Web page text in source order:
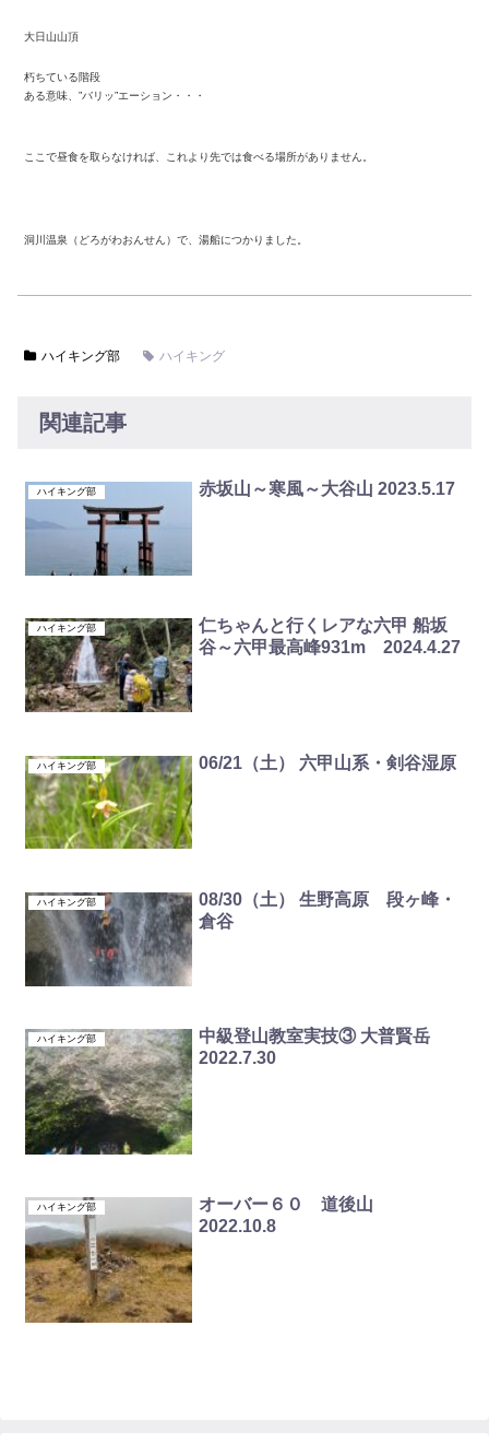
大日山山頂
朽ちている階段
ある意味、”バリッ”エーション・・・
ここで昼食を取らなければ、これより先では食べる場所がありません。
洞川温泉（どろがわおんせん）で、湯船につかりました。
ハイキング部 ハイキング
関連記事
ハイキング部 赤坂山～寒風～大谷山 2023.5.17
ハイキング部
仁ちゃんと行くレアな六甲 船坂
谷～六甲最高峰931m 2024.4.27
ハイキング部 06/21（土） 六甲山系・剣谷湿原
ハイキング部
08/30（土） 生野高原 段ヶ峰・
倉谷
ハイキング部
中級登山教室実技③ 大普賢岳
2022.7.30
ハイキング部
オーバー６０ 道後山
2022.10.8